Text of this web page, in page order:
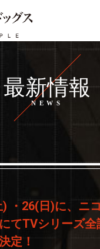
ストーリー
スタッフ・キャスト
タイアップ
前売券
最新情報
・26(日)に、ニ
てTVシリーズ全
定！